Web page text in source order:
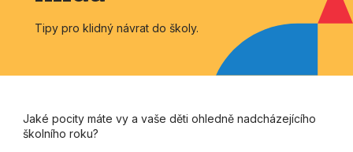
Tipy pro klidný návrat do školy.
Jaké pocity máte vy a vaše děti ohledně nadcházejícího
školního roku?